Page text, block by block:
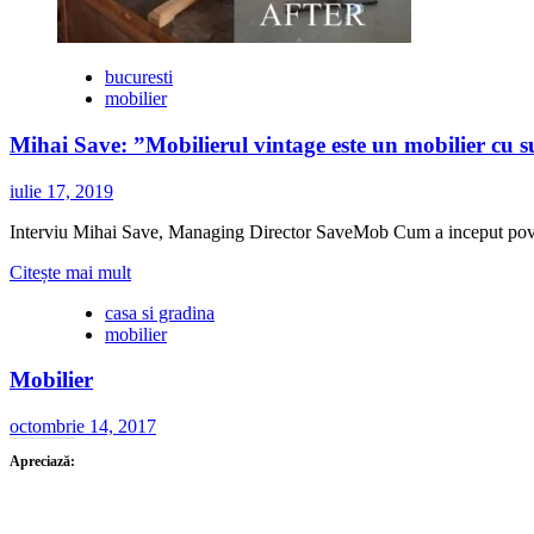
bucuresti
mobilier
Mihai Save: ”Mobilierul vintage este un mobilier cu
iulie 17, 2019
Interviu Mihai Save, Managing Director SaveMob Cum a inceput
Citește mai multCitește
multe
despre
vintage
casa si gradina
mobilier
Mobilier
octombrie 14, 2017
Apreciază: